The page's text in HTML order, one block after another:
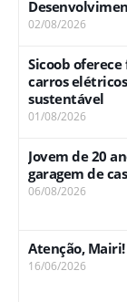
02/08/2026
Sicoob
carros
sustentável
01/08/2026
Jovem de 20
garagem de
06/08/2026
Atenção, Mairi!
16/06/2026